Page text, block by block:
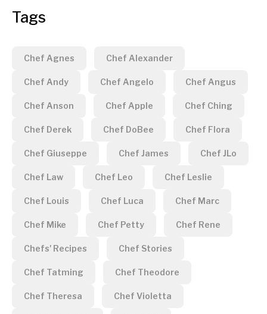
Tags
Chef Agnes Chef Alexander
Chef Andy Chef Angelo Chef Angus
Chef Anson Chef Apple Chef Ching
Chef Derek Chef DoBee Chef Flora
Chef Giuseppe Chef James Chef JLo
Chef Law Chef Leo Chef Leslie
Chef Louis Chef Luca Chef Marc
Chef Mike Chef Petty Chef Rene
Chefs' Recipes Chef Stories
Chef Tatming Chef Theodore
Chef Theresa Chef Violetta